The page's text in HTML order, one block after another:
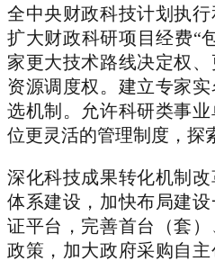
全中央财政科技计划执行
扩大财政科研项目经费“
家更大技术路线决定权
资源调度权。建立专家
选机制。允许科研类事
位更灵活的管理制度，探
深化科技成果转化机制
体系建设，加快布局建
证平台，完善首台（套
政策，加大政府采购自